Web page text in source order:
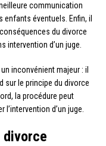
communication
éventuels. Enfin, il
du divorce
intervention d’un juge.
inconvénient majeur : il
sur le principe du divorce
la procédure peut
d’un juge.
divorce